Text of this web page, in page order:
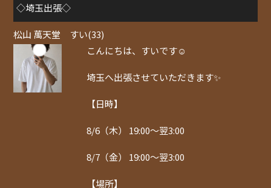
◇埼玉出張◇
松山 萬天堂 すい(33)
こんにちは、すいです☺️
埼玉へ出張させていただきます✨
【日時】
8/6（木） 19:00〜翌3:00
8/7（金） 19:00〜翌3:00
【場所】